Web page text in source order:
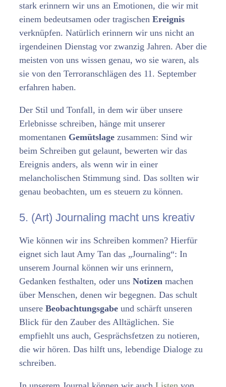
stark erinnern wir uns an Emotionen, die wir mit
einem bedeutsamen oder tragischen Ereignis
verknüpfen. Natürlich erinnern wir uns nicht an
irgendeinen Dienstag vor zwanzig Jahren. Aber die
meisten von uns wissen genau, wo sie waren, als
sie von den Terroranschlägen des 11. September
erfahren haben.
Der Stil und Tonfall, in dem wir über unsere
Erlebnisse schreiben, hänge mit unserer
momentanen Gemütslage zusammen: Sind wir
beim Schreiben gut gelaunt, bewerten wir das
Ereignis anders, als wenn wir in einer
melancholischen Stimmung sind. Das sollten wir
genau beobachten, um es steuern zu können.
5. (Art) Journaling macht uns kreativ
Wie können wir ins Schreiben kommen? Hierfür
eignet sich laut Amy Tan das „Journaling“: In
unserem Journal können wir uns erinnern,
Gedanken festhalten, oder uns Notizen machen
über Menschen, denen wir begegnen. Das schult
unsere Beobachtungsgabe und schärft unseren
Blick für den Zauber des Alltäglichen. Sie
empfiehlt uns auch, Gesprächsfetzen zu notieren,
die wir hören. Das hilft uns, lebendige Dialoge zu
schreiben.